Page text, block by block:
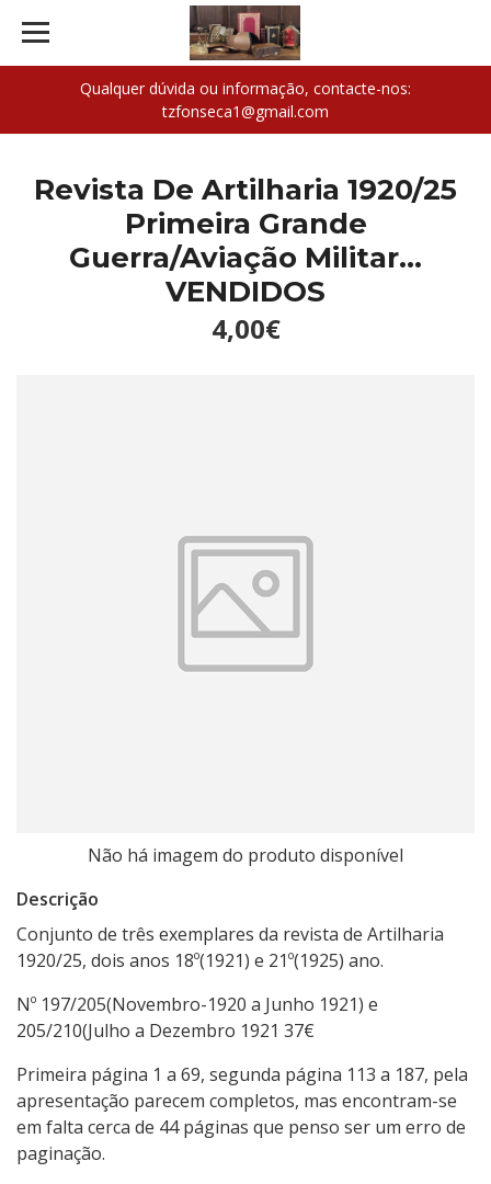
Qualquer dúvida ou informação, contacte-nos:
tzfonseca1@gmail.com
Revista De Artilharia 1920/25
Primeira Grande
Guerra/Aviação Militar...
VENDIDOS
4,00€
Não há imagem do produto disponível
Descrição
Conjunto de três exemplares da revista de Artilharia
1920/25, dois anos 18º(1921) e 21º(1925) ano.
Nº 197/205(Novembro-1920 a Junho 1921) e
205/210(Julho a Dezembro 1921 37€
Primeira página 1 a 69, segunda página 113 a 187, pela
apresentação parecem completos, mas encontram-se
em falta cerca de 44 páginas que penso ser um erro de
paginação.